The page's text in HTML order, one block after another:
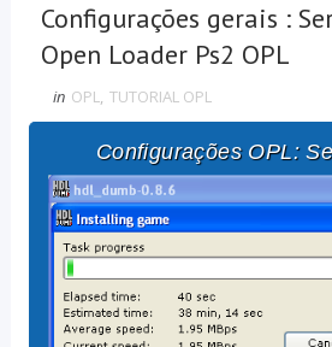
Configurações gerais :
Open Loader Ps2 OPL
in OPL, TUTORIAL OPL
Configurações OPL: